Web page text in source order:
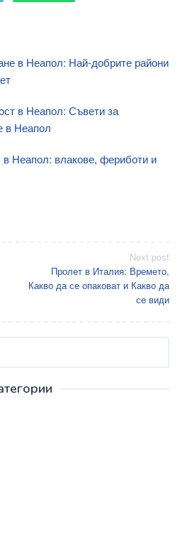
в Неапол: Най-добрите райони
в Неапол: Съвети за
в Неапол
в Неапол: влакове, фериботи и
Next post
Пролет в Италия: Времето,
Какво да се опаковат и Какво да
се види